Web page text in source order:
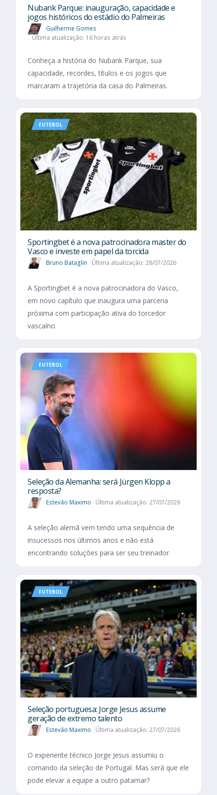
Nubank Parque: inauguração, capacidade e
jogos históricos do estádio do Palmeiras
Guilherme Gomes
Última atualização: 16 horas atrás
Conheça a história do Nubank Parque, sua
capacidade, recordes, títulos e os jogos que
marcaram a trajetória da casa do Palmeiras.
FUTEBOL
Sportingbet é a nova patrocinadora master do
Vasco e investe em papel da torcida
Bruno Bataglin Última atualização: 28/07/2026
A Sportingbet é a nova patrocinadora do Vasco,
em novo capítulo que inaugura uma parceria
próxima com participação ativa do torcedor
vascaíno.
FUTEBOL
Seleção da Alemanha: será Jürgen Klopp a
resposta?
Estevão Maximo Última atualização: 27/07/2026
A seleção alemã vem tendo uma sequência de
insucessos nos últimos anos e não está
encontrando soluções para ser seu treinador.
FUTEBOL
Seleção portuguesa: Jorge Jesus assume
geração de extremo talento
Estevão Maximo Última atualização: 27/07/2026
O experiente técnico Jorge Jesus assumiu o
comando da seleção de Portugal. Mas será que ele
pode elevar a equipe a outro patamar?